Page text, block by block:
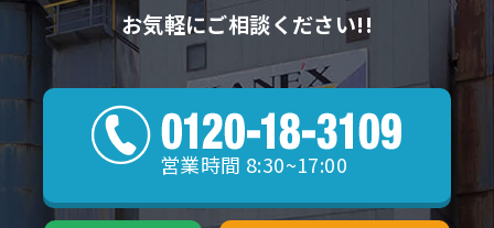
お気軽にご相談ください!!
営業時間 8:30~17:00